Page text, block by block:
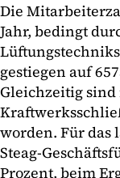
Die
Jahr, bedingt
gestiegen auf
Gleichzeitig sind
worden. Für das
Steag-
Prozent, beim